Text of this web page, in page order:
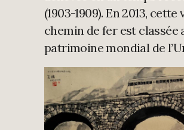
(1903-1909). En 2013, cette
chemin de fer est classée
patrimoine mondial de